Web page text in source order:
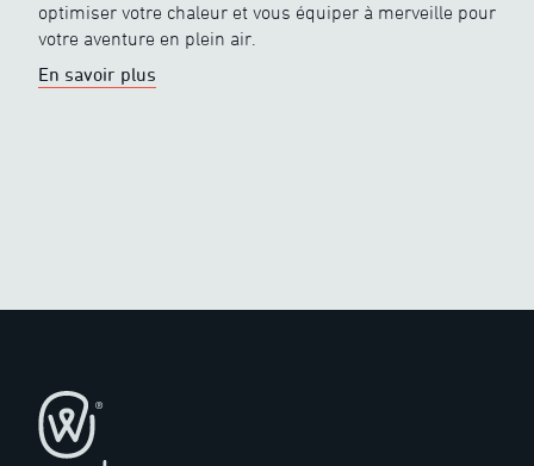
optimiser votre chaleur et vous équiper à merveille pour
votre aventure en plein air.
En savoir plus
Pied de page